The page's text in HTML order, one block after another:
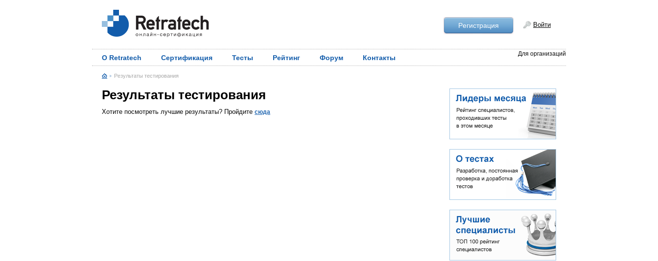
Рeгистрация Войти
Для организаций
О Retratech Сертификация Тесты Рейтинг Форум Контакты
Результаты тестирования
Результаты тестирования
Хотите посмотреть лучшие результаты? Пройдите сюда